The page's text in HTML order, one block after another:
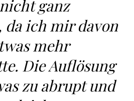
ganz
da ich mir davon
mehr
Die Auflösung
zu abrupt und